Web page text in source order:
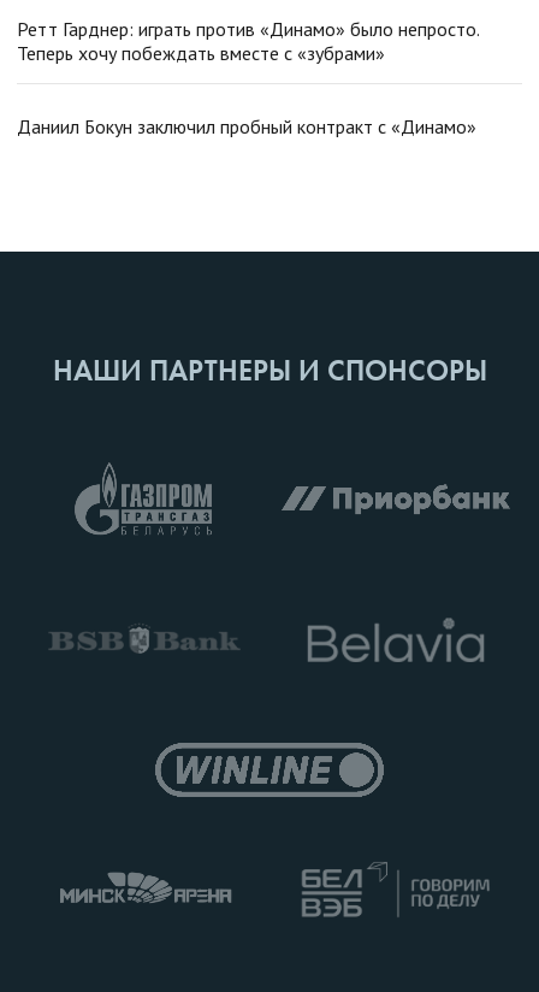
Ретт Гарднер: играть против «Динамо» было непросто.
Теперь хочу побеждать вместе с «зубрами»
Даниил Бокун заключил пробный контракт с «Динамо»
НАШИ ПАРТНЕРЫ И СПОНСОРЫ